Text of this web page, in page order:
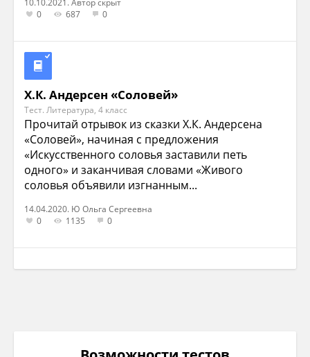
10.10.2021. Автор скрыт
0
687 0
Х.К. Андерсен «Соловей»
Тест. Литература, 4 класс
Прочитай отрывок из сказки Х.К. Андерсена
«Соловей», начиная с предложения
«Искусственного соловья заставили петь
одного» и заканчивая словами «Живого
соловья объявили изгнанным...
14.04.2020. Ю Ольга Сергеевна
0
1135 0